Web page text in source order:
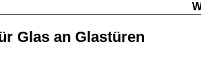
Glas an Glastüren